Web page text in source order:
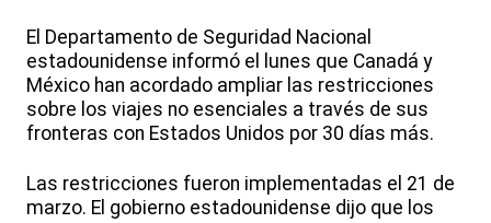
El Departamento de Seguridad Nacional
estadounidense informó el lunes que Canadá y
México han acordado ampliar las restricciones
sobre los viajes no esenciales a través de sus
fronteras con Estados Unidos por 30 días más.
Las restricciones fueron implementadas el 21 de
marzo. El gobierno estadounidense dijo que los